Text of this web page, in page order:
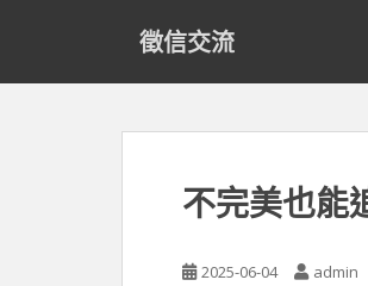
徵信交流
不完美也能
2025-06-04 admin